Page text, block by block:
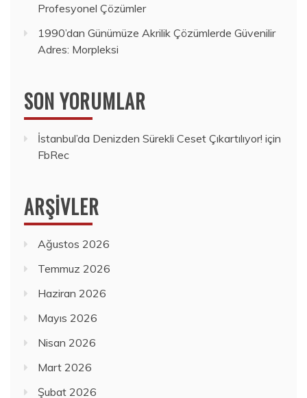
Profesyonel Çözümler
1990’dan Günümüze Akrilik Çözümlerde Güvenilir
Adres: Morpleksi
SON YORUMLAR
İstanbul’da Denizden Sürekli Ceset Çıkartılıyor! için
FbRec
ARŞIVLER
Ağustos 2026
Temmuz 2026
Haziran 2026
Mayıs 2026
Nisan 2026
Mart 2026
Şubat 2026